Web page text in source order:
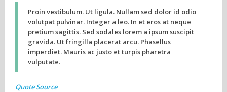
Proin vestibulum. Ut ligula. Nullam sed dolor id odio
volutpat pulvinar. Integer a leo. In et eros at neque
pretium sagittis. Sed sodales lorem a ipsum suscipit
gravida. Ut fringilla placerat arcu. Phasellus
imperdiet. Mauris ac justo et turpis pharetra
vulputate.
Quote Source